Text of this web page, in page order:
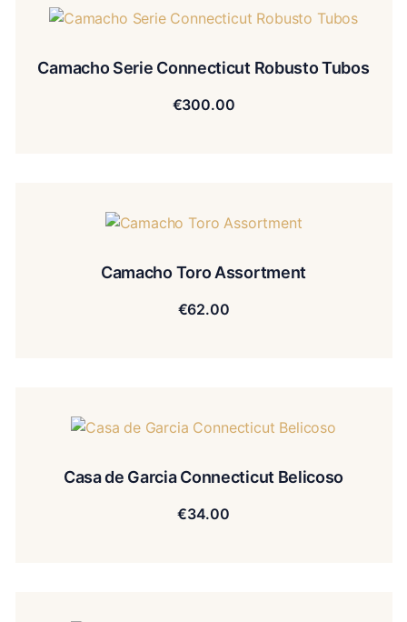
Camacho Serie Connecticut Robusto Tubos
€300.00
Camacho Toro Assortment
€62.00
Casa de Garcia Connecticut Belicoso
€34.00